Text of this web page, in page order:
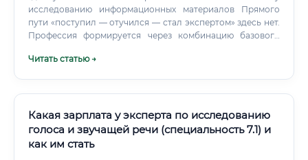
исследованию информационных материалов Прямого
пути «поступил — отучился — стал экспертом» здесь нет.
Профессия формируется через комбинацию базового
профессиональной аттестации. Базовое образование —
Читать статью →
Какая зарплата у эксперта по исследованию
голоса и звучащей речи (специальность 7.1) и
как им стать